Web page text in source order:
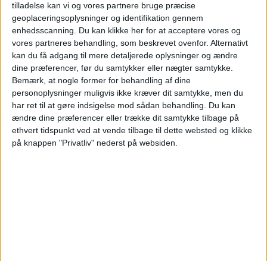
tilladelse kan vi og vores partnere bruge præcise
geoplaceringsoplysninger og identifikation gennem
enhedsscanning. Du kan klikke her for at acceptere vores og
vores partneres behandling, som beskrevet ovenfor. Alternativt
kan du få adgang til mere detaljerede oplysninger og ændre
dine præferencer, før du samtykker eller nægter samtykke.
Bemærk, at nogle former for behandling af dine
personoplysninger muligvis ikke kræver dit samtykke, men du
har ret til at gøre indsigelse mod sådan behandling.
Du kan
ændre dine præferencer eller trække dit samtykke tilbage på
ethvert tidspunkt ved at vende tilbage til dette websted og klikke
på knappen "Privatliv" nederst på websiden.
som hovedkandidater.
PREMIUM